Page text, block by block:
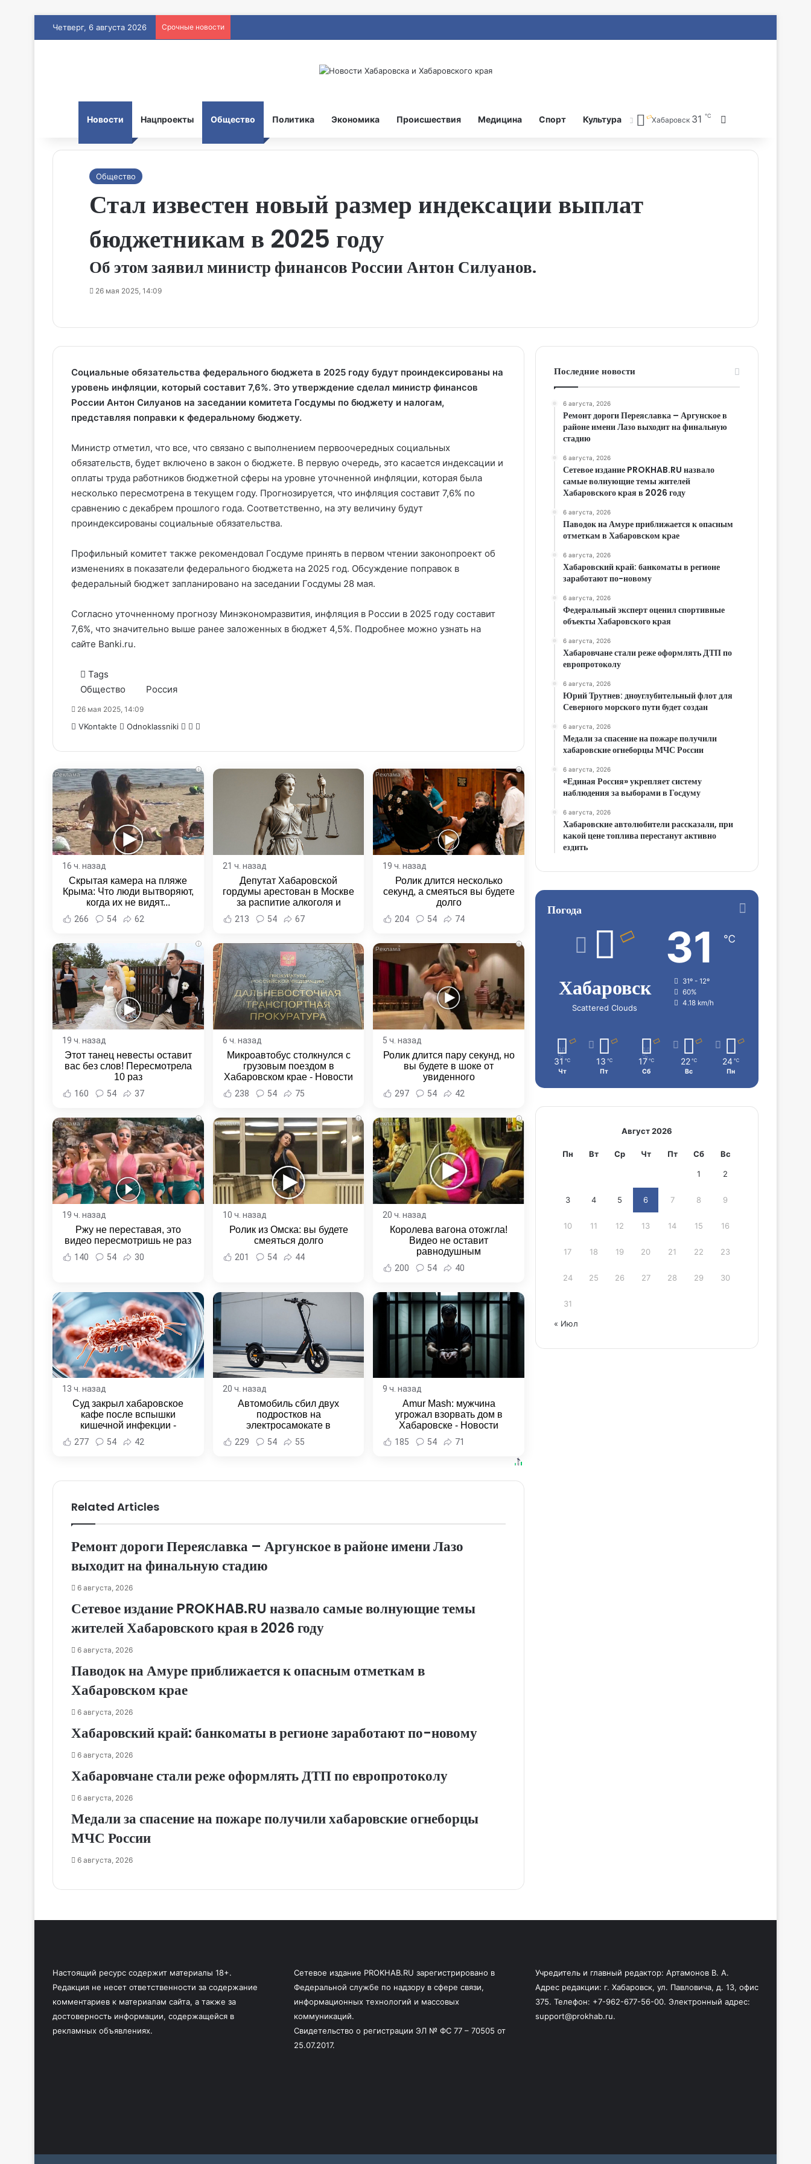
Четверг, 6 августа 2026 Срочные новости
Новости Нацпроекты Общество Политика Экономика Происшествия Медицина Спорт Культура Хабаровск 31 ℃
Общество
Стал известен новый размер индексации выплат
бюджетникам в 2025 году
Об этом заявил министр финансов России Антон Силуанов.
26 мая 2025, 14:09
Социальные обязательства федерального бюджета в 2025 году будут проиндексированы на
уровень инфляции, который составит 7,6%. Это утверждение сделал министр финансов
России Антон Силуанов на заседании комитета Госдумы по бюджету и налогам,
представляя поправки к федеральному бюджету.
Министр отметил, что все, что связано с выполнением первоочередных социальных
обязательств, будет включено в закон о бюджете. В первую очередь, это касается индексации и
оплаты труда работников бюджетной сферы на уровне уточненной инфляции, которая была
несколько пересмотрена в текущем году. Прогнозируется, что инфляция составит 7,6% по
сравнению с декабрем прошлого года. Соответственно, на эту величину будут
проиндексированы социальные обязательства.
Профильный комитет также рекомендовал Госдуме принять в первом чтении законопроект об
изменениях в показатели федерального бюджета на 2025 год. Обсуждение поправок в
федеральный бюджет запланировано на заседании Госдумы 28 мая.
Согласно уточненному прогнозу Минэкономразвития, инфляция в России в 2025 году составит
7,6%, что значительно выше ранее заложенных в бюджет 4,5%. Подробнее можно узнать на
сайте Banki.ru.
Tags
Общество
Россия
26 мая 2025, 14:09
VKontakte Odnoklassniki WhatsApp
Telegram
Email
i
16 ч. назад
Скрытая камера на пляже
Крыма: Что люди вытворяют,
когда их не видят...
266 54 62
21 ч. назад
Депутат Хабаровской
гордумы арестован в Москве
за распитие алкоголя и
неповиновение полиции -
Новости Хабаровска и
213 54 67
i
19 ч. назад
Ролик длится несколько
секунд, а смеяться вы будете
долго
204 54 74
i
19 ч. назад
Этот танец невесты оставит
вас без слов! Пересмотрела
10 раз
160 54 37
6 ч. назад
Микроавтобус столкнулся с
грузовым поездом в
Хабаровском крае - Новости
Хабаровска и Хабаровского
края
238 54 75
i
5 ч. назад
Ролик длится пару секунд, но
вы будете в шоке от
увиденного
297 54 42
i
19 ч. назад
Ржу не переставая, это
видео пересмотришь не раз
140 54 30
i
10 ч. назад
Ролик из Омска: вы будете
смеяться долго
201 54 44
i
20 ч. назад
Королева вагона отожгла!
Видео не оставит
равнодушным
200 54 40
13 ч. назад
Суд закрыл хабаровское
кафе после вспышки
кишечной инфекции -
Новости Хабаровска и
Хабаровского края
277 54 42
20 ч. назад
Автомобиль сбил двух
подростков на
электросамокате в
Комсомольске-на-Амуре -
Новости Хабаровска и
229 54 55
9 ч. назад
Amur Mash: мужчина
угрожал взорвать дом в
Хабаровске - Новости
Хабаровска и Хабаровского
края
185 54 71
Related Articles
Ремонт дороги Переяславка – Аргунское в районе имени Лазо
выходит на финальную стадию
6 августа, 2026
Сетевое издание PROKHAB.RU назвало самые волнующие темы
жителей Хабаровского края в 2026 году
6 августа, 2026
Паводок на Амуре приближается к опасным отметкам в
Хабаровском крае
6 августа, 2026
Хабаровский край: банкоматы в регионе заработают по-новому
6 августа, 2026
Хабаровчане стали реже оформлять ДТП по европротоколу
6 августа, 2026
Медали за спасение на пожаре получили хабаровские огнеборцы
МЧС России
6 августа, 2026
Последние новости
6 августа, 2026
Ремонт дороги Переяславка – Аргунское в
районе имени Лазо выходит на финальную
стадию
6 августа, 2026
Сетевое издание PROKHAB.RU назвало
самые волнующие темы жителей
Хабаровского края в 2026 году
6 августа, 2026
Паводок на Амуре приближается к опасным
отметкам в Хабаровском крае
6 августа, 2026
Хабаровский край: банкоматы в регионе
заработают по-новому
6 августа, 2026
Федеральный эксперт оценил спортивные
объекты Хабаровского края
6 августа, 2026
Хабаровчане стали реже оформлять ДТП по
европротоколу
6 августа, 2026
Юрий Трутнев: дноуглубительный флот для
Северного морского пути будет создан
6 августа, 2026
Медали за спасение на пожаре получили
хабаровские огнеборцы МЧС России
6 августа, 2026
«Единая Россия» укрепляет систему
наблюдения за выборами в Госдуму
6 августа, 2026
Хабаровские автолюбители рассказали, при
какой цене топлива перестанут активно
ездить
Погода
Хабаровск
Scattered Clouds
31 ℃
31º - 12º
60%
4.18 km/h
31 ℃
Чт
13 ℃
Пт
17 ℃
Сб
22 ℃
Вс
24 ℃
Пн
Август 2026
Пн Вт Ср Чт Пт Сб Вс
1 2
3 4 5 6 7 8 9
10 11 12 13 14 15 16
17 18 19 20 21 22 23
24 25 26 27 28 29 30
31
« Июл
Настоящий ресурс содержит материалы 18+.
Редакция не несет ответственности за содержание
комментариев к материалам сайта, а также за
достоверность информации, содержащейся в
рекламных объявлениях.
Сетевое издание PROKHAB.RU зарегистрировано в
Федеральной службе по надзору в сфере связи,
информационных технологий и массовых
коммуникаций.
Свидетельство о регистрации ЭЛ № ФС 77 – 70505 от
25.07.2017.
Учредитель и главный редактор: Артамонов В. А.
Адрес редакции: г. Хабаровск, ул. Павловича, д. 13, офис
375. Телефон: +7-962-677-56-00. Электронный адрес:
support@prokhab.ru.